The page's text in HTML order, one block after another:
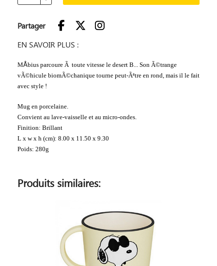
Partager
EN SAVOIR PLUS :
MÅbius parcoure Ã toute vitesse le desert B... Son Ã©trange
vÃ©hicule biomÃ©chanique tourne peut-Ãªtre en rond, mais il le fait
avec style !
Mug en porcelaine.
Convient au lave-vaisselle et au micro-ondes.
Finition: Brillant
L x w x h (cm): 8.00 x 11.50 x 9.30
Poids: 280g
Produits similaires: